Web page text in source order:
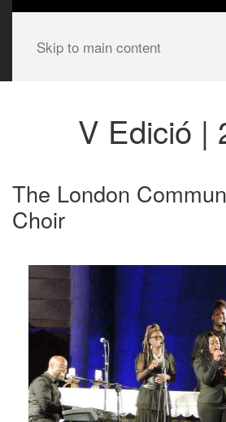
Skip to main content
V Edició |
The London
Choir